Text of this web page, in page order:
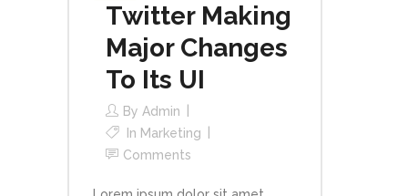
Twitter Making
Major Changes
To Its UI
By Admin
In Marketing
Comments